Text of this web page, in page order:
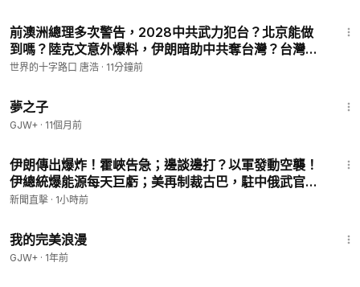
前澳洲總理多次警告，2028中共武力犯台？北京能做
到嗎？陸克文意外爆料，伊朗暗助中共奪台灣？台灣沒
有下一次大選？起底中共國師張維為（2026.8.7）｜唐
世界的十字路口 唐浩 · 11分鐘前
夢之子
GJW+ · 11個月前
伊朗傳出爆炸！霍峽告急；邊談邊打？以軍發動空襲！
伊總統爆能源每天巨虧；美再制裁古巴，駐中俄武官上
榜；兩週兩起！中國兒童基因編輯再爆雷｜【#新聞直
新聞直擊 · 1小時前
我的完美浪漫
GJW+ · 1年前